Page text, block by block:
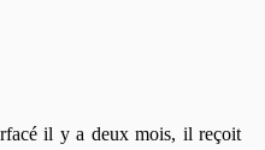
il y a deux mois, il reçoit